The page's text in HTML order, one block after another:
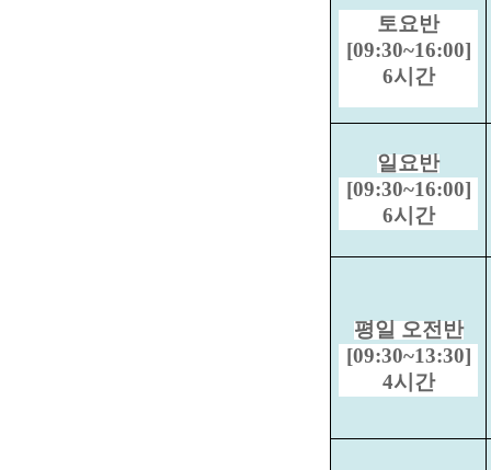
토요반
[09:30~16:00]
6시간
일요반
[09:30~16:00]
6시간
평일 오전반
[09:30~13:30]
4시간